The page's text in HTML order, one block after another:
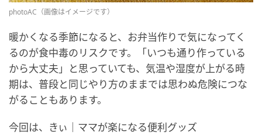
photoAC（画像はイメージです）
暖かくなる季節になると、お弁当作りで気になってく
るのが食中毒のリスクです。「いつも通り作っている
から大丈夫」と思っていても、気温や湿度が上がる時
期は、普段と同じやり方のままでは思わぬ危険につな
がることもあります。
今回は、きぃ｜ママが楽になる便利グッズ